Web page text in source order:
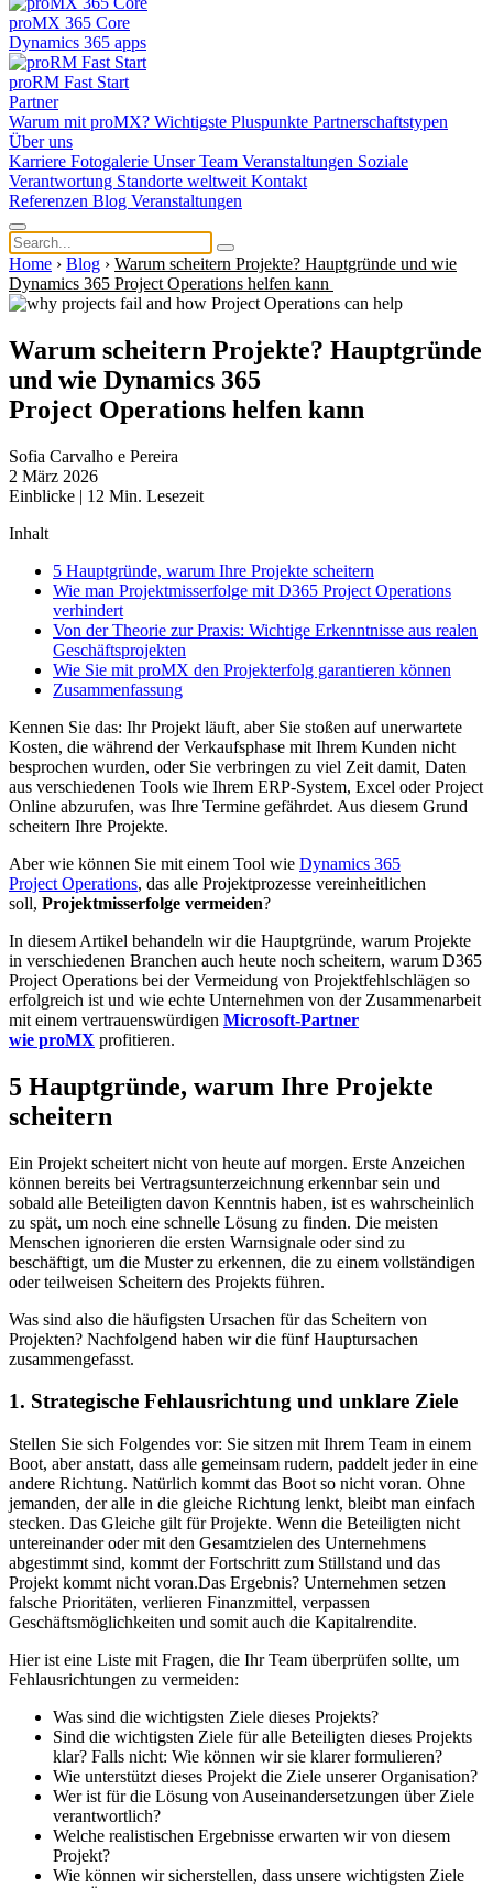
proMX 365 Core
Dynamics 365 apps
proRM Fast Start
Partner
Warum mit proMX? Wichtigste Pluspunkte Partnerschaftstypen
Über uns
Karriere Fotogalerie Unser Team Veranstaltungen Soziale
Verantwortung Standorte weltweit Kontakt
Referenzen Blog Veranstaltungen
Home › Blog › Warum scheitern Projekte? Hauptgründe und wie
Dynamics 365 Project Operations helfen kann
Warum scheitern Projekte? Hauptgründe
und wie Dynamics 365
Project Operations helfen kann
Sofia Carvalho e Pereira
2 März 2026
Einblicke | 12 Min. Lesezeit
Inhalt
5 Hauptgründe, warum Ihre Projekte scheitern
Wie man Projektmisserfolge mit D365 Project Operations
verhindert
Von der Theorie zur Praxis: Wichtige Erkenntnisse aus realen
Geschäftsprojekten
Wie Sie mit proMX den Projekterfolg garantieren können
Zusammenfassung
Kennen Sie das: Ihr Projekt läuft, aber Sie stoßen auf unerwartete
Kosten, die während der Verkaufsphase mit Ihrem Kunden nicht
besprochen wurden, oder Sie verbringen zu viel Zeit damit, Daten
aus verschiedenen Tools wie Ihrem ERP-System, Excel oder Project
Online abzurufen, was Ihre Termine gefährdet. Aus diesem Grund
scheitern Ihre Projekte.
Aber wie können Sie mit einem Tool wie Dynamics 365
Project Operations, das alle Projektprozesse vereinheitlichen
soll, Projektmisserfolge vermeiden?
In diesem Artikel behandeln wir die Hauptgründe, warum Projekte
in verschiedenen Branchen auch heute noch scheitern, warum D365
Project Operations bei der Vermeidung von Projektfehlschlägen so
erfolgreich ist und wie echte Unternehmen von der Zusammenarbeit
mit einem vertrauenswürdigen Microsoft-Partner
wie proMX profitieren.
5 Hauptgründe, warum Ihre Projekte
scheitern
Ein Projekt scheitert nicht von heute auf morgen. Erste Anzeichen
können bereits bei Vertragsunterzeichnung erkennbar sein und
sobald alle Beteiligten davon Kenntnis haben, ist es wahrscheinlich
zu spät, um noch eine schnelle Lösung zu finden. Die meisten
Menschen ignorieren die ersten Warnsignale oder sind zu
beschäftigt, um die Muster zu erkennen, die zu einem vollständigen
oder teilweisen Scheitern des Projekts führen.
Was sind also die häufigsten Ursachen für das Scheitern von
Projekten? Nachfolgend haben wir die fünf Hauptursachen
zusammengefasst.
1. Strategische Fehlausrichtung und unklare Ziele
Stellen Sie sich Folgendes vor: Sie sitzen mit Ihrem Team in einem
Boot, aber anstatt, dass alle gemeinsam rudern, paddelt jeder in eine
andere Richtung. Natürlich kommt das Boot so nicht voran. Ohne
jemanden, der alle in die gleiche Richtung lenkt, bleibt man einfach
stecken. Das Gleiche gilt für Projekte. Wenn die Beteiligten nicht
untereinander oder mit den Gesamtzielen des Unternehmens
abgestimmt sind, kommt der Fortschritt zum Stillstand und das
Projekt kommt nicht voran.Das Ergebnis? Unternehmen setzen
falsche Prioritäten, verlieren Finanzmittel, verpassen
Geschäftsmöglichkeiten und somit auch die Kapitalrendite.
Hier ist eine Liste mit Fragen, die Ihr Team überprüfen sollte, um
Fehlausrichtungen zu vermeiden:
Was sind die wichtigsten Ziele dieses Projekts?
Sind die wichtigsten Ziele für alle Beteiligten dieses Projekts
klar? Falls nicht: Wie können wir sie klarer formulieren?
Wie unterstützt dieses Projekt die Ziele unserer Organisation?
Wer ist für die Lösung von Auseinandersetzungen über Ziele
verantwortlich?
Welche realistischen Ergebnisse erwarten wir von diesem
Projekt?
Wie können wir sicherstellen, dass unsere wichtigsten Ziele